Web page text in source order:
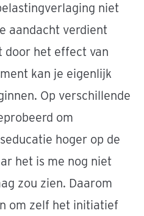
niet
aandacht verdient
door het effect van
kan je eigenlijk
Op verschillende
om
hoger op de
het is me nog niet
zou zien. Daarom
om zelf het initiatief